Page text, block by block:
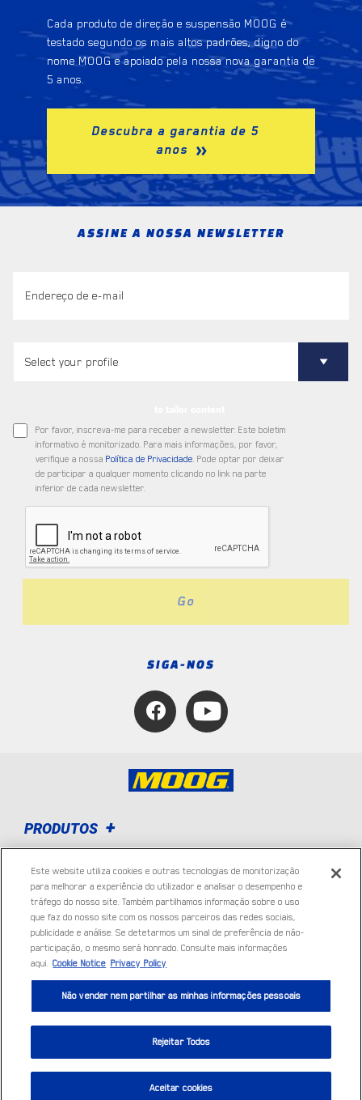
Cada produto de direção e suspensão MOOG é
testado segundo os mais altos padrões, digno do
nome MOOG e apoiado pela nossa nova garantia de
5 anos.
Descubra a garantia de 5
anos
ASSINE A NOSSA NEWSLETTER
Por favor, inscreva-me para receber a newsletter. Este boletim
informativo é monitorizado. Para mais informações, por favor,
verifique a nossa Política de Privacidade. Pode optar por deixar
de participar a qualquer momento clicando no link na parte
inferior de cada newsletter.
Go
SIGA-NOS
PRODUTOS
APOIO TÉCNICO
ENCONTRAR PEÇA
SOBRE NÓS
Política de privacidade|Cookie Settings|Cookie Notice|Termos de uso|
2024 DRiV Automotive Inc. ou uma das suas afiliadas em um ou mais países.
Este website utiliza cookies e outras tecnologias de monitorização
para melhorar a experiência do utilizador e analisar o desempenho e
tráfego do nosso site. Também partilhamos informação sobre o uso
que faz do nosso site com os nossos parceiros das redes sociais,
publicidade e análise. Se detetarmos um sinal de preferência de não-
participação, o mesmo será honrado. Consulte mais informações
aqui. Cookie Notice Privacy Policy
Não vender nem partilhar as minhas informações pessoais
Rejeitar Todos
Aceitar cookies